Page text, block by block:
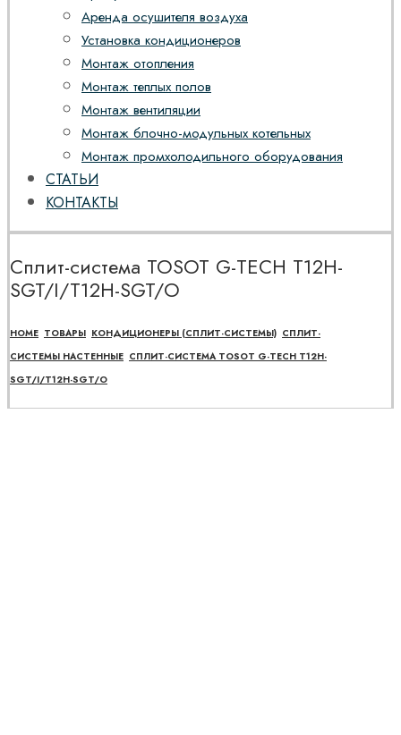
Аренда осушителя воздуха
Установка кондиционеров
Монтаж отопления
Монтаж теплых полов
Монтаж вентиляции
Монтаж блочно-модульных котельных
Монтаж промхолодильного оборудования
СТАТЬИ
КОНТАКТЫ
Сплит-система TOSOT G-TECH T12H-
SGT/I/T12H-SGT/O
HOME ТОВАРЫ КОНДИЦИОНЕРЫ (СПЛИТ-СИСТЕМЫ) СПЛИТ-
СИСТЕМЫ НАСТЕННЫЕ СПЛИТ-СИСТЕМА TOSOT G-TECH T12H-
SGT/I/T12H-SGT/O